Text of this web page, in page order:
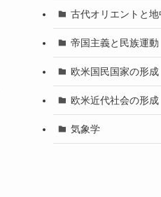
古代オリエントと地
帝国主義と民族運動
欧米国民国家の形成
欧米近代社会の形成
気象学